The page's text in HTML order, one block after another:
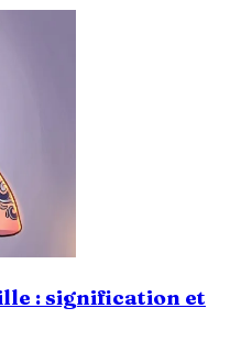
: signification et